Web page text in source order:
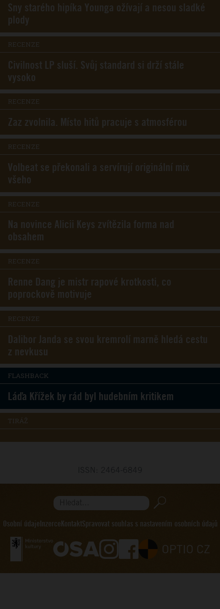
Sny starého hipíka Younga ožívají a nesou sladké
plody
RECENZE
Civilnost LP sluší. Svůj standard si drží stále
vysoko
RECENZE
Zaz zvolnila. Místo hitů pracuje s atmosférou
RECENZE
Volbeat se překonali a servírují originální mix
všeho
RECENZE
Na novince Alicii Keys zvítězila forma nad
obsahem
RECENZE
Renne Dang je mistr rapové krotkosti, co
poprockově motivuje
RECENZE
Dalibor Janda se svou kremrolí marně hledá cestu
z nevkusu
FLASHBACK
Láďa Křížek by rád byl hudebním kritikem
TIRÁŽ
Hledat...
Osobní údajeInzerceKontaktSpravovat souhlas s nastavením osobních údajů